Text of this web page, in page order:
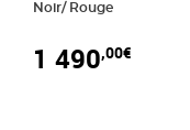
Noir/ Rouge
1 490,00€